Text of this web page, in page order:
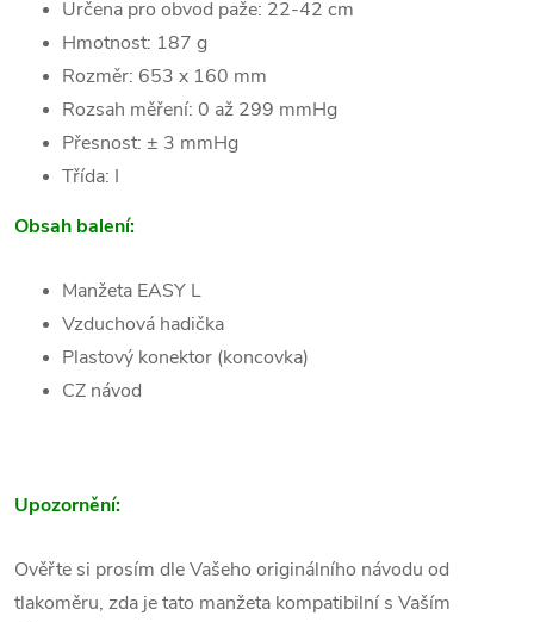
Určena pro obvod paže: 22-42 cm
Hmotnost: 187 g
Rozměr: 653 x 160 mm
Rozsah měření: 0 až 299 mmHg
Přesnost: ± 3 mmHg
Třída: I
Obsah balení:
Manžeta EASY L
Vzduchová hadička
Plastový konektor (koncovka)
CZ návod
Upozornění:
Ověřte si prosím dle Vašeho originálního návodu od
tlakoměru, zda je tato manžeta kompatibilní s Vaším